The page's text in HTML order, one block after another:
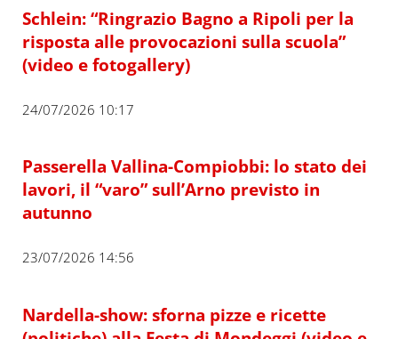
Schlein: “Ringrazio Bagno a Ripoli per la
risposta alle provocazioni sulla scuola”
(video e fotogallery)
24/07/2026 10:17
Passerella Vallina-Compiobbi: lo stato dei
lavori, il “varo” sull’Arno previsto in
autunno
23/07/2026 14:56
Nardella-show: sforna pizze e ricette